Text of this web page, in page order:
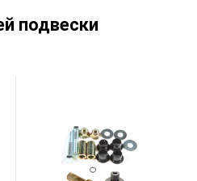
подвески